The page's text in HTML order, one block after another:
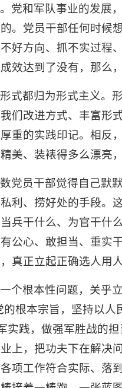
党和军队事业的发展
。党员干部任何时候
好方向、抓不实过程
效达到了没有，那么
式都归为形式主义。
们改进方式、丰富形
重的实践印记。相反
美、装裱得多么漂亮
党员干部觉得自己默
利、捞好处的手段。
兵干什么、为官干什
公心、敢担当、重实
真正立起正确选人用
个根本性问题，关乎
根本宗旨，坚持以
实践，做强军胜战的
上，把功夫下在解决
项工作符合实际、落